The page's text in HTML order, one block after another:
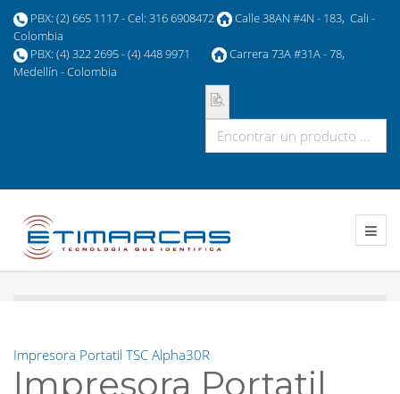
PBX: (2) 665 1117 - Cel: 316 6908472
Calle 38AN #4N - 183, Cali -
Colombia
PBX: (4) 322 2695 - (4) 448 9971
Carrera 73A #31A - 78,
Medellín - Colombia
Impresora Portatil TSC Alpha30R
Impresora Portatil